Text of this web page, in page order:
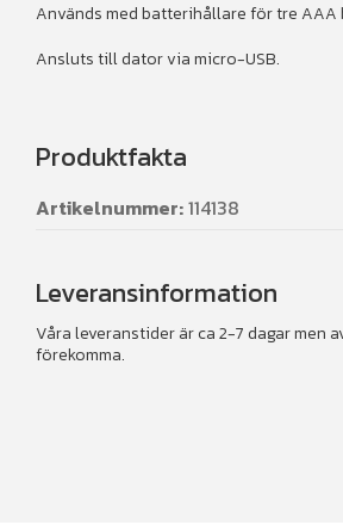
Används med batterihållare för tre AAA
Ansluts till dator via micro-USB.
Produktfakta
Artikelnummer:114138
Leveransinformation
Våra leveranstider är ca 2-7 dagar men
förekomma.